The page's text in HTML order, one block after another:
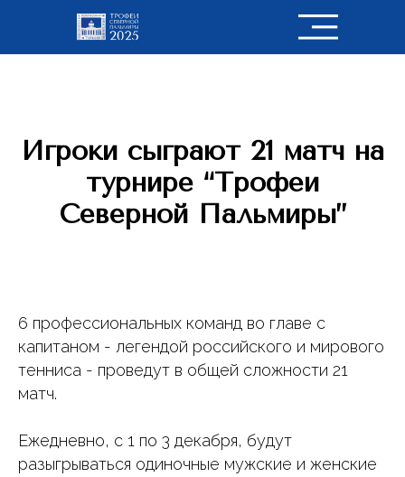
Игроки сыграют 21 матч на
турнире “Трофеи
Северной Пальмиры”
6 профессиональных команд во главе с
капитаном - легендой российского и мирового
тенниса - проведут в общей сложности 21
матч.
Ежедневно, с 1 по 3 декабря, будут
разыгрываться одиночные мужские и женские